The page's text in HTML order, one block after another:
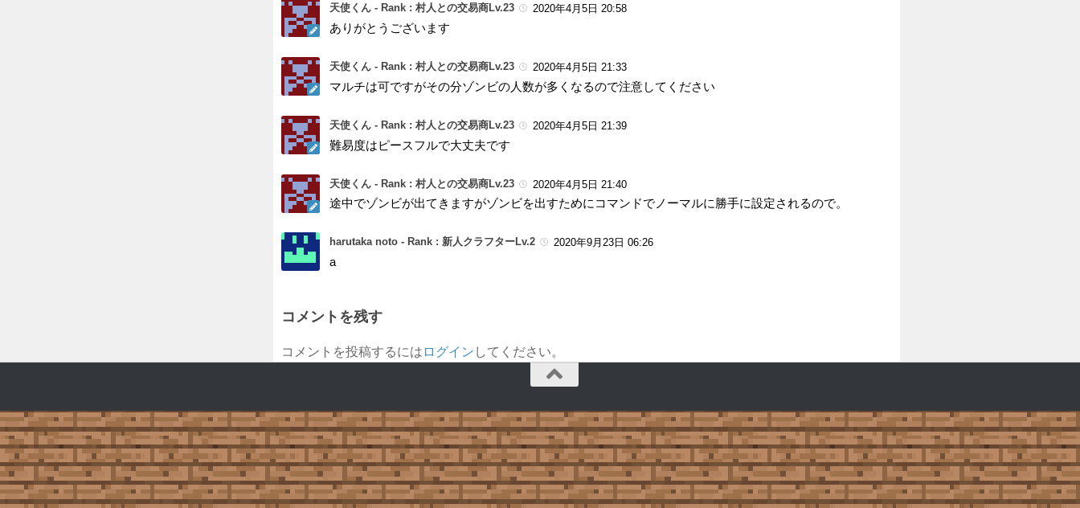
天使くん - Rank : 村人との交易商Lv.23 2020年4月5日 20:58
ありがとうございます
天使くん - Rank : 村人との交易商Lv.23 2020年4月5日 21:33
マルチは可ですがその分ゾンビの人数が多くなるので注意してください
天使くん - Rank : 村人との交易商Lv.23 2020年4月5日 21:39
難易度はピースフルで大丈夫です
天使くん - Rank : 村人との交易商Lv.23 2020年4月5日 21:40
途中でゾンビが出てきますがゾンビを出すためにコマンドでノーマルに勝手に設定されるので。
harutaka noto - Rank : 新人クラフターLv.2 2020年9月23日 06:26
a
コメントを残す
コメントを投稿するには ログイン してください。